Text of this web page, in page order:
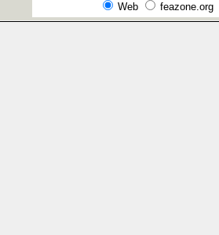
Web feazone.org